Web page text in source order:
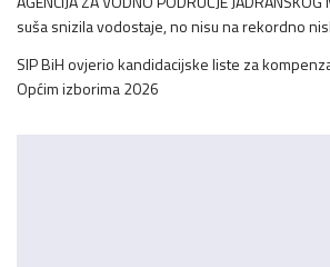
suša snizila vodostaje, no nisu na rekordno
SIP BiH ovjerio kandidacijske liste za
Općim izborima 2026